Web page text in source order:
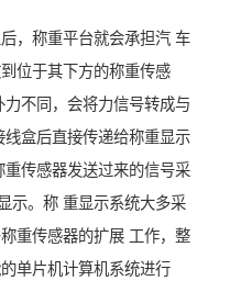
，称重平台就会承担汽 车
位于其下方的称重传感
不同，会将力信号转成与
盒后直接传递给称重显示
传感器发送过来的信号采
示。称 重显示系统大多采
重传感器的扩展 工作，整
单片机计算机系统进行